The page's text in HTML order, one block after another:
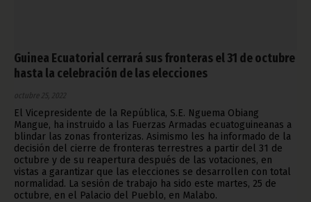
Guinea Ecuatorial cerrará sus fronteras el 31 de octubre
hasta la celebración de las elecciones
octubre 25, 2022
El Vicepresidente de la República, S.E. Nguema Obiang
Mangue, ha instruido a las Fuerzas Armadas ecuatoguineanas a
blindar las zonas fronterizas. Asimismo les ha informado de la
decisión del cierre de fronteras terrestres a partir del 31 de
octubre y de su reapertura después de las votaciones, en
vistas a garantizar que las elecciones se desarrollen con total
normalidad. La sesión de trabajo ha sido este martes, 25 de
octubre, en el Palacio del Pueblo, en Malabo.